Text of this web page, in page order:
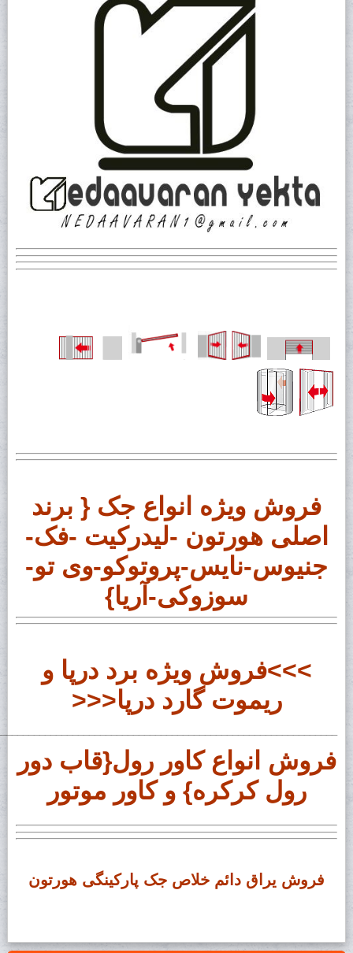
فروش ویژه انواع جک { برند
اصلی هورتون -لیدرکیت -فک-
جنیوس-نایس-پروتوکو-وی تو-
سوزوکی-آریا}
>>>فروش ویژه برد درپا و
ریموت گارد درپا<<<
فروش انواع کاور رول{قاب دور
رول کرکره} و کاور موتور
فروش یراق دائم خلاص جک پارکینگی هورتون